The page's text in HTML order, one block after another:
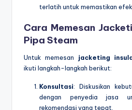
terlatih untuk memastikan
Cara Memesan
Pipa Steam
Untuk memesan jacketing
ikuti langkah-langkah berikut:
Konsultasi: Diskusikan
dengan penyedia jasa
rekomendasi yang tepat.